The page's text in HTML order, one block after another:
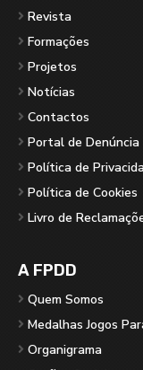
Revista
Formações
Projetos
Notícias
Contactos
Portal de Denúncia
Política de
Política de Cookies
Livro de
A FPDD
Quem Somos
Medalhas Jogos
Organigrama